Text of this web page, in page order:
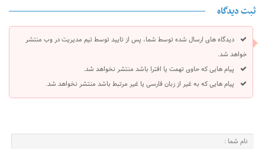
ثبت دیدگاه
دیدگاه های ارسال شده توسط شما، پس از تایید توسط تیم مدیریت در وب منتشر
خواهد شد.
پیام هایی که حاوی تهمت یا افترا باشد منتشر نخواهد شد.
پیام هایی که به غیر از زبان فارسی یا غیر مرتبط باشد منتشر نخواهد شد.